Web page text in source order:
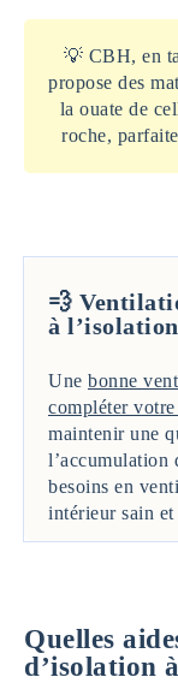
💡 CBH, en
propose des
la ouate de
roche,
💨
à l’isolation
Une bonne
compléter votre
maintenir une
l’accumulation
besoins en
intérieur sain et
Quelles
d’isolation